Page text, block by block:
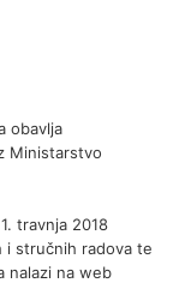
obavlja
Ministarstvo
travnja 2018
i stručnih radova te
nalazi na web